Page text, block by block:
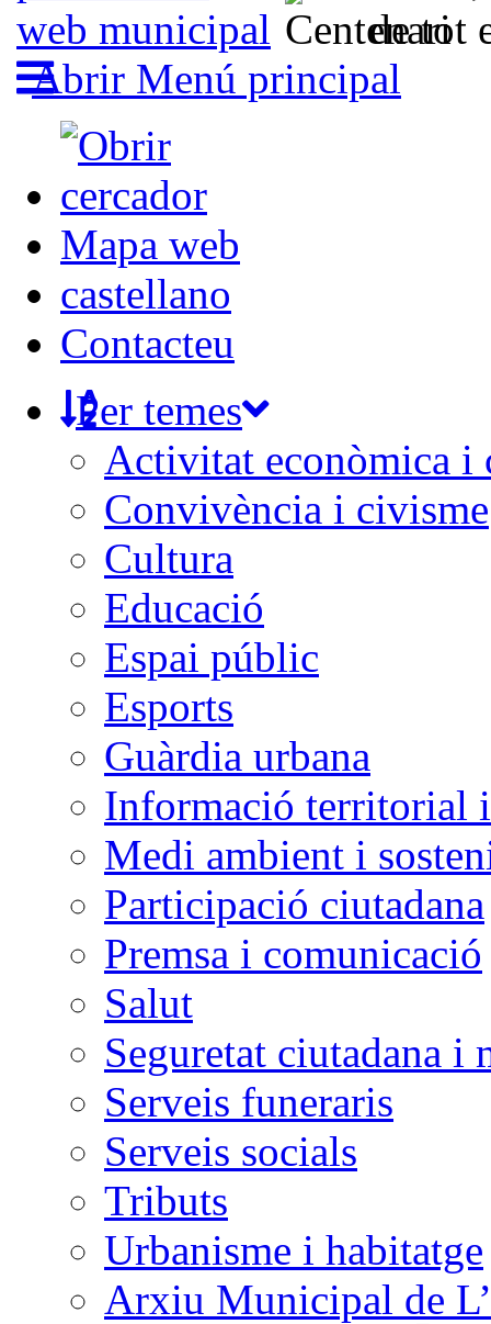
Abrir Menú principal
Mapa web
castellano
Contacteu
Per temes
Activitat econòmica i
Convivència i civisme
Cultura
Educació
Espai públic
Esports
Guàrdia urbana
Informació territorial
Medi ambient i
Participació ciutadana
Premsa i comunicació
Salut
Seguretat ciutadana i
Serveis funeraris
Serveis socials
Tributs
Urbanisme i habitatge
Arxiu Municipal de